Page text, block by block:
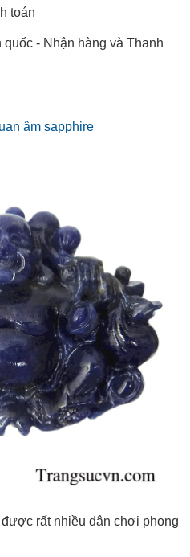
toán
- Nhận hàng và Thanh
âm sapphire
rất nhiều dân chơi phong